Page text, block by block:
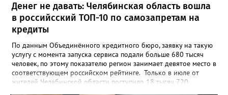
Денег не давать: Челябинская область вошла
в российсский ТОП-10 по самозапретам на
кредиты
По данным Объединённого кредитного бюро, заявку на такую
услугу с момента запуска сервиса подали больше 680 тысяч
человек, по этому показателю регион занимает девятое место в
соответствующем российском рейтинге. Только в июле от
жителей Челябинской области поступило 18 тысяч 720